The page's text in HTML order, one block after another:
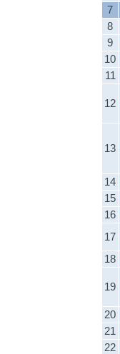
7
8
9
10
11
12
13
14
15
16
17
18
19
20
21
22